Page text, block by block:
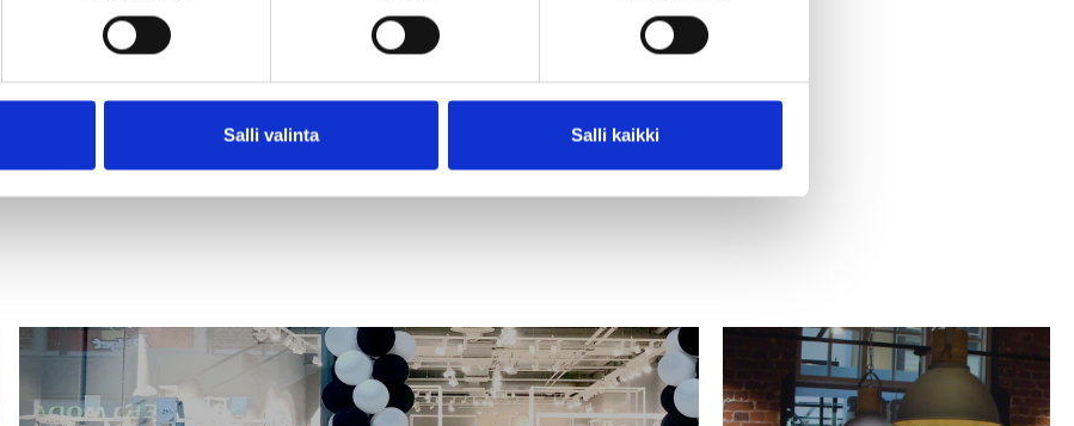
Salli valinta Salli kaikki
Katso kaikki ajankohtaiset